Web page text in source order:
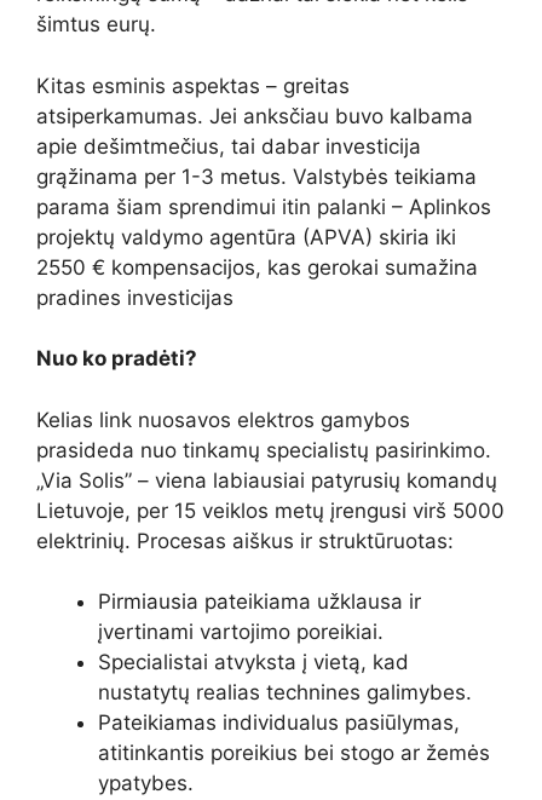
šimtus eurų.
Kitas esminis aspektas – greitas
atsiperkamumas. Jei anksčiau buvo kalbama
apie dešimtmečius, tai dabar investicija
grąžinama per 1-3 metus. Valstybės teikiama
parama šiam sprendimui itin palanki – Aplinkos
projektų valdymo agentūra (APVA) skiria iki
2550 € kompensacijos, kas gerokai sumažina
pradines investicijas
Nuo ko pradėti?
Kelias link nuosavos elektros gamybos
prasideda nuo tinkamų specialistų pasirinkimo.
„Via Solis” – viena labiausiai patyrusių komandų
Lietuvoje, per 15 veiklos metų įrengusi virš 5000
elektrinių. Procesas aiškus ir struktūruotas:
Pirmiausia pateikiama užklausa ir
įvertinami vartojimo poreikiai.
Specialistai atvyksta į vietą, kad
nustatytų realias technines galimybes.
Pateikiamas individualus pasiūlymas,
atitinkantis poreikius bei stogo ar žemės
ypatybes.